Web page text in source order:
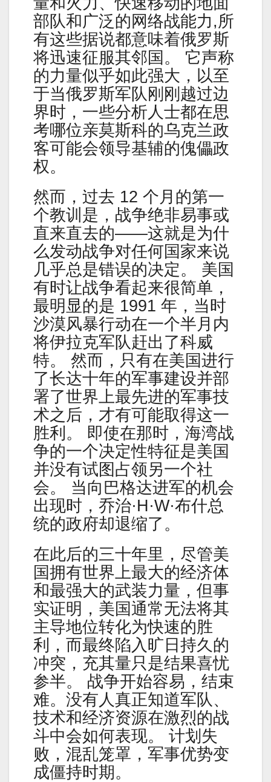
部队和广泛的网络战能力,所
有这些据说都意味着俄罗斯
将迅速征服其邻国。 它声称
的力量似乎如此强大，以至
于当俄罗斯军队刚刚越过边
界时，一些分析人士都在思
考哪位亲莫斯科的乌克兰政
客可能会领导基辅的傀儡政
权。
然而，过去 12 个月的第一
个教训是，战争绝非易事或
直来直去的——这就是为什
么发动战争对任何国家来说
几乎总是错误的决定。 美国
有时让战争看起来很简单，
最明显的是 1991 年，当时
沙漠风暴行动在一个半月内
将伊拉克军队赶出了科威
特。 然而，只有在美国进行
了长达十年的军事建设并部
署了世界上最先进的军事技
术之后，才有可能取得这一
胜利。 即使在那时，海湾战
争的一个决定性特征是美国
并没有试图占领另一个社
会。 当向巴格达进军的机会
出现时，乔治·H·W·布什总
统的政府却退缩了。
在此后的三十年里，尽管美
国拥有世界上最大的经济体
和最强大的武装力量，但事
实证明，美国通常无法将其
主导地位转化为快速的胜
利，而最终陷入旷日持久的
冲突，充其量只是结果喜忧
参半。 战争开始容易，结束
难。没有人真正知道军队、
技术和经济资源在激烈的战
斗中会如何表现。 计划失
败，混乱笼罩，军事优势变
成僵持时期。